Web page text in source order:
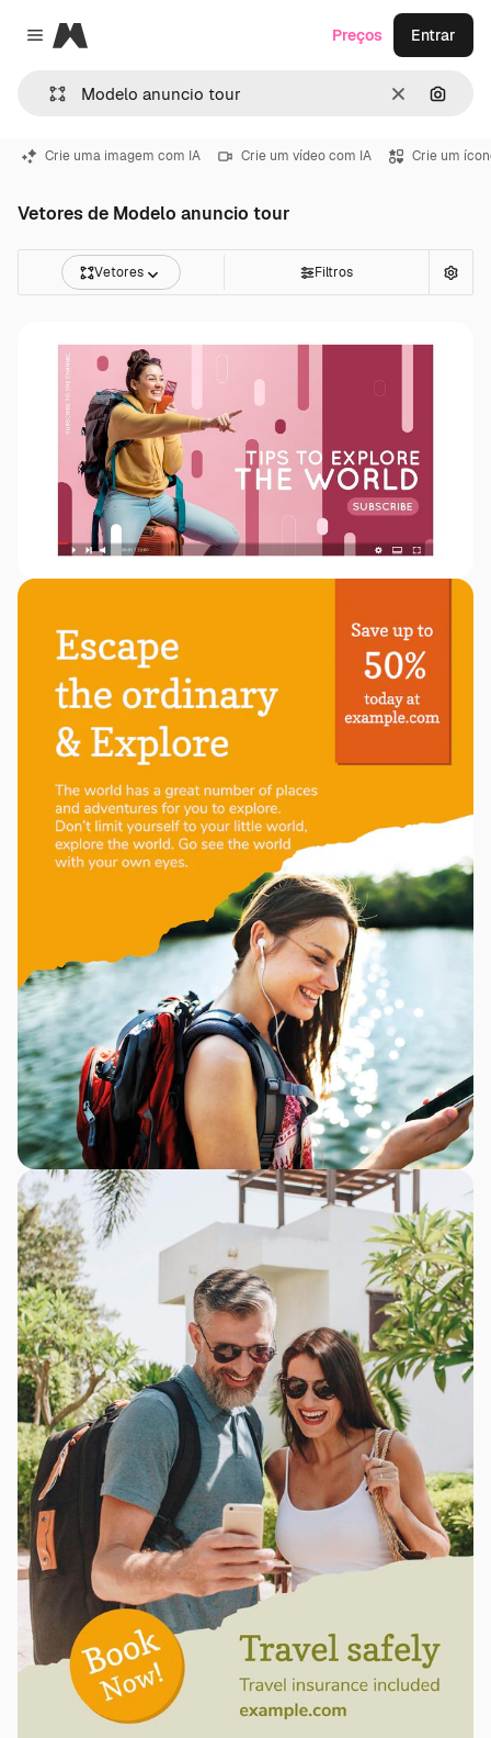
Close menu
Magnific
Limpar
Preços Entrar
Crie uma imagem com IA Crie um vídeo com IA Crie um
Vetores de Modelo anuncio tour
Vetores Filtros